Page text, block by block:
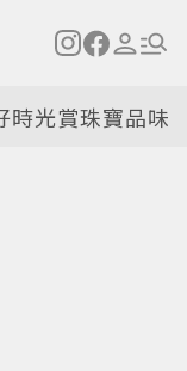
時光賞珠寶品味